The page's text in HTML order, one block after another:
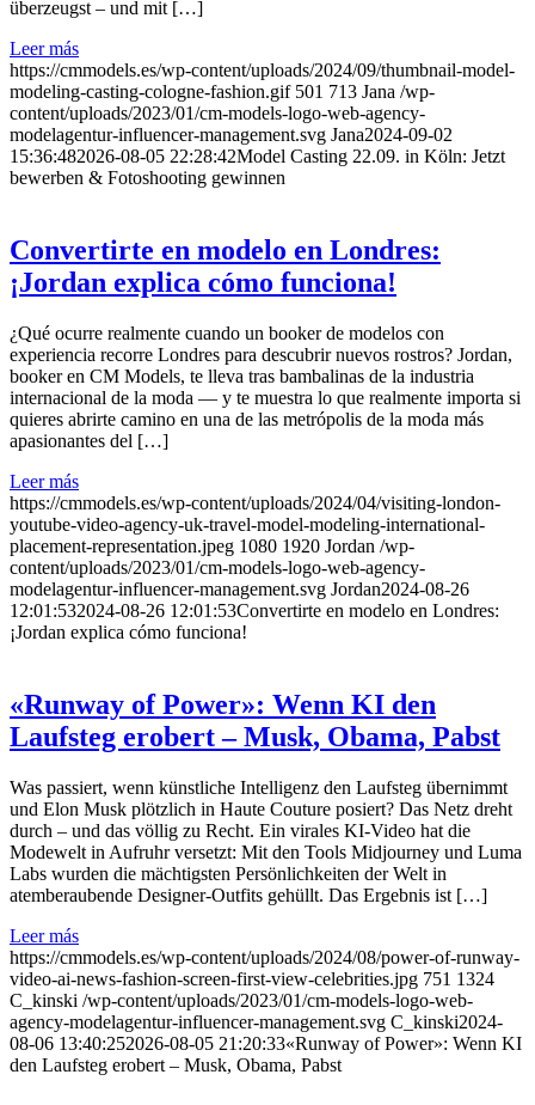
überzeugst – und mit […]
Leer más
https://cmmodels.es/wp-content/uploads/2024/09/thumbnail-model-
modeling-casting-cologne-fashion.gif 501 713 Jana /wp-
content/uploads/2023/01/cm-models-logo-web-agency-
modelagentur-influencer-management.svg Jana2024-09-02
15:36:482026-08-05 22:28:42Model Casting 22.09. in Köln: Jetzt
bewerben & Fotoshooting gewinnen
Convertirte en modelo en Londres:
¡Jordan explica cómo funciona!
¿Qué ocurre realmente cuando un booker de modelos con
experiencia recorre Londres para descubrir nuevos rostros? Jordan,
booker en CM Models, te lleva tras bambalinas de la industria
internacional de la moda — y te muestra lo que realmente importa si
quieres abrirte camino en una de las metrópolis de la moda más
apasionantes del […]
Leer más
https://cmmodels.es/wp-content/uploads/2024/04/visiting-london-
youtube-video-agency-uk-travel-model-modeling-international-
placement-representation.jpeg 1080 1920 Jordan /wp-
content/uploads/2023/01/cm-models-logo-web-agency-
modelagentur-influencer-management.svg Jordan2024-08-26
12:01:532024-08-26 12:01:53Convertirte en modelo en Londres:
¡Jordan explica cómo funciona!
«Runway of Power»: Wenn KI den
Laufsteg erobert – Musk, Obama, Pabst
Was passiert, wenn künstliche Intelligenz den Laufsteg übernimmt
und Elon Musk plötzlich in Haute Couture posiert? Das Netz dreht
durch – und das völlig zu Recht. Ein virales KI-Video hat die
Modewelt in Aufruhr versetzt: Mit den Tools Midjourney und Luma
Labs wurden die mächtigsten Persönlichkeiten der Welt in
atemberaubende Designer-Outfits gehüllt. Das Ergebnis ist […]
Leer más
https://cmmodels.es/wp-content/uploads/2024/08/power-of-runway-
video-ai-news-fashion-screen-first-view-celebrities.jpg 751 1324
C_kinski /wp-content/uploads/2023/01/cm-models-logo-web-
agency-modelagentur-influencer-management.svg C_kinski2024-
08-06 13:40:252026-08-05 21:20:33«Runway of Power»: Wenn KI
den Laufsteg erobert – Musk, Obama, Pabst